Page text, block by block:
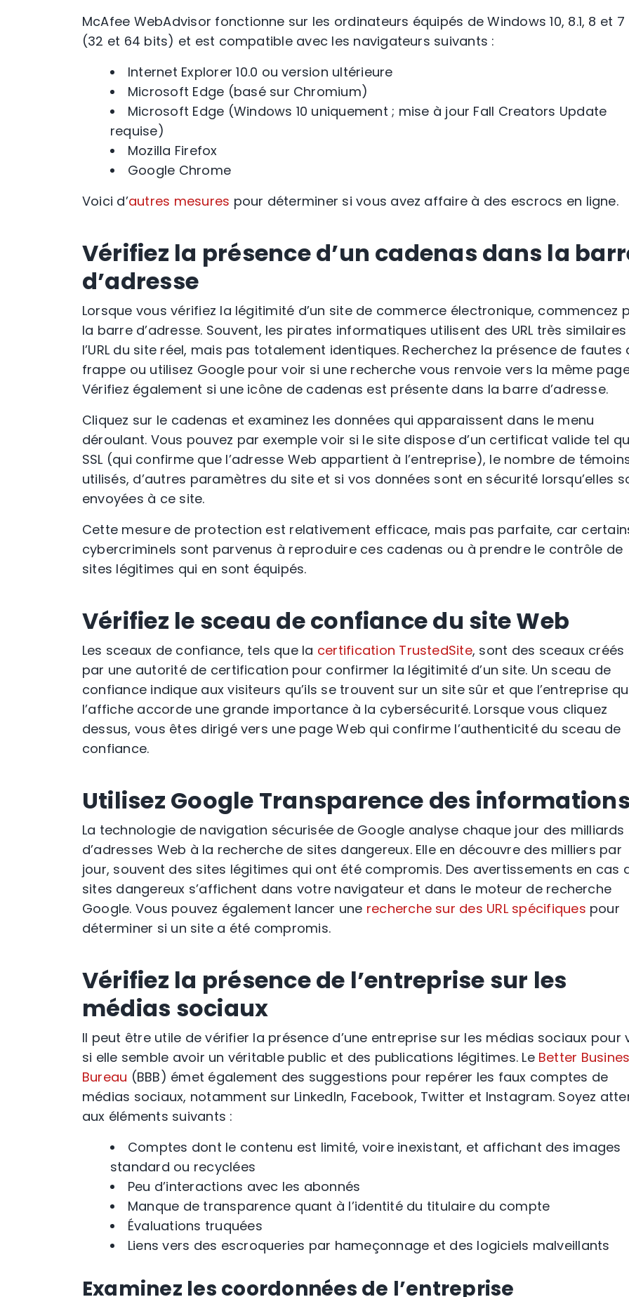
McAfee WebAdvisor fonctionne sur les ordinateurs équipés de Windows 10, 8.1, 8 et 7
(32 et 64 bits) et est compatible avec les navigateurs suivants :
Internet Explorer 10.0 ou version ultérieure
Microsoft Edge (basé sur Chromium)
Microsoft Edge (Windows 10 uniquement ; mise à jour Fall Creators Update
requise)
Mozilla Firefox
Google Chrome
Voici d’autres mesures pour déterminer si vous avez affaire à des escrocs en ligne.
Vérifiez la présence d’un cadenas dans la
d’adresse
Lorsque vous vérifiez la légitimité d’un site de commerce électronique, commencez
la barre d’adresse. Souvent, les pirates informatiques utilisent des URL très similaires
l’URL du site réel, mais pas totalement identiques. Recherchez la présence de fautes
frappe ou utilisez Google pour voir si une recherche vous renvoie vers la même
Vérifiez également si une icône de cadenas est présente dans la barre d’adresse.
Cliquez sur le cadenas et examinez les données qui apparaissent dans le menu
déroulant. Vous pouvez par exemple voir si le site dispose d’un certificat valide tel
SSL (qui confirme que l’adresse Web appartient à l’entreprise), le nombre de
utilisés, d’autres paramètres du site et si vos données sont en sécurité lorsqu’elles
envoyées à ce site.
Cette mesure de protection est relativement efficace, mais pas parfaite, car
cybercriminels sont parvenus à reproduire ces cadenas ou à prendre le contrôle de
sites légitimes qui en sont équipés.
Vérifiez le sceau de confiance du site Web
Les sceaux de confiance, tels que la certification TrustedSite, sont des sceaux créés
par une autorité de certification pour confirmer la légitimité d’un site. Un sceau de
confiance indique aux visiteurs qu’ils se trouvent sur un site sûr et que l’entreprise
l’affiche accorde une grande importance à la cybersécurité. Lorsque vous cliquez
dessus, vous êtes dirigé vers une page Web qui confirme l’authenticitédu sceau de
confiance.
Utilisez Google Transparence des informations
La technologie de navigation sécurisée de Google analyse chaque jour des milliards
d’adresses Web à la recherche de sites dangereux. Elle en découvre des milliers par
jour, souvent des sites légitimes qui ont été compromis. Des avertissements en cas
sites dangereux s’affichent dans votre navigateur et dans le moteur de recherche
Google. Vous pouvez également lancer une recherche sur des URL spécifiques pour
déterminer si un site a été compromis.
Vérifiez la présence de l’entreprise sur les
médias sociaux
Il peut être utile de vérifier la présence d’une entreprise sur les médias sociaux pour
si elle semble avoir un véritable public et des publications légitimes. Le Better
Bureau (BBB) émet également des suggestions pour repérer les faux comptes de
médias sociaux, notamment sur LinkedIn, Facebook, Twitter et Instagram. Soyez
aux éléments suivants :
Comptes dont le contenu est limité, voire inexistant, et affichant des images
standard ou recyclées
Peu d’interactions avec les abonnés
Manque de transparence quant à l’identité du titulaire du compte
Évaluations truquées
Liens vers des escroqueries par hameçonnage et des logiciels malveillants
Examinez les coordonnées de l’entreprise